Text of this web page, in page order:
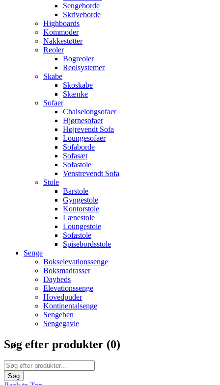
Sengeborde
Skriveborde
Highboards
Kommoder
Nakkestøtter
Reoler
Bogreoler
Reolsystemer
Skabe
Skoskabe
Skænke
Sofaer
Chaiselongsofaer
Hjørnesofaer
Højrevendt Sofa
Loungesofaer
Sofaborde
Sofasæt
Sofastole
Venstrevendt Sofa
Stole
Barstole
Gyngestole
Kontorstole
Lænestole
Loungestole
Sofastole
Spisebordsstole
Senge
Bokselevationssenge
Boksmadrasser
Daybeds
Elevationssenge
Hovedpuder
Kontinentalsenge
Sengeben
Sengegavle
Søg efter produkter (0)